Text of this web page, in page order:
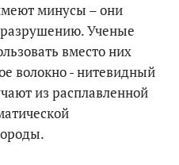
минусы – они
Ученые
вместо них
волокно - нитевидный
из расплавленной